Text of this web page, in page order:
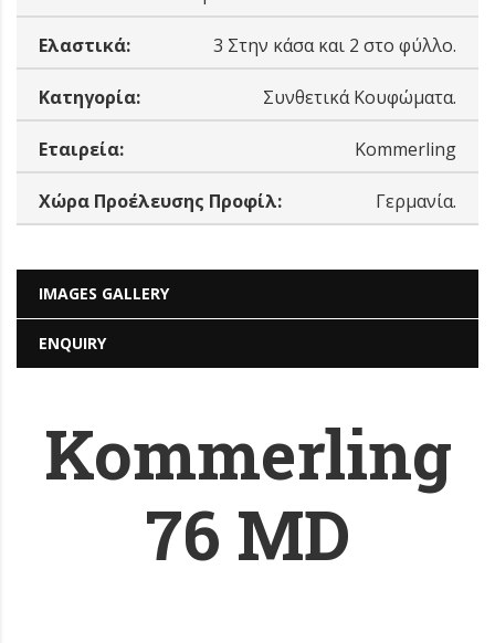
Ελαστικά: 3 Στην κάσα και 2 στο φύλλο.
Κατηγορία: Συνθετικά Κουφώματα.
Εταιρεία: Kommerling
Χώρα Προέλευσης Προφίλ: Γερμανία.
IMAGES GALLERY
ENQUIRY
Kommerling
76 MD